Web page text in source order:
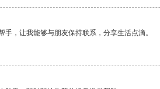
手，让我能够与朋友保持联系，分享生活点滴。